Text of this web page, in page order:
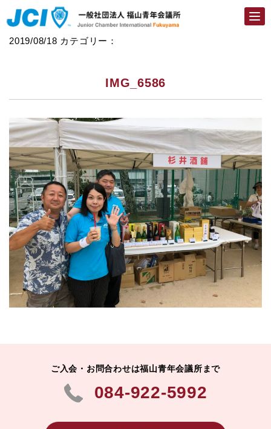
2019/08/18 カテゴリー：
IMG_6586
ご入会・お問合わせは福山青年会議所まで
084-922-5992